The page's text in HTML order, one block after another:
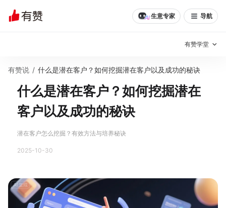
生意专家 导航
有赞学堂
私域日历 增长方法
有赞春季发布会 实干家直播间
有赞说 / 什么是潜在客户？如何挖掘潜在客户以及成功的秘诀
什么是潜在客户？如何挖掘潜在
客户以及成功的秘诀
潜在客户怎么挖掘？有效方法与培养秘诀
2025-10-30